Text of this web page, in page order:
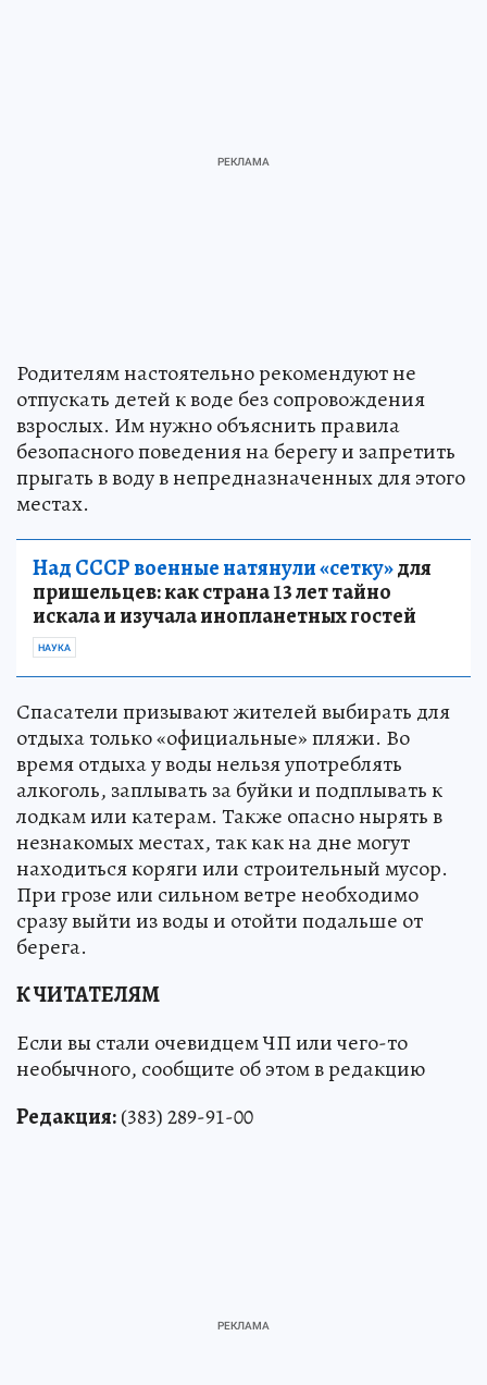
Родителям настоятельно рекомендуют не
отпускать детей к воде без сопровождения
взрослых. Им нужно объяснить правила
безопасного поведения на берегу и запретить
прыгать в воду в непредназначенных для этого
местах.
Над СССР военные натянули «сетку»для
пришельцев: как страна 13 лет тайно
искала и изучала инопланетных гостей
НАУКА
Спасатели призывают жителей выбирать для
отдыха только «официальные» пляжи. Во
время отдыха у воды нельзя употреблять
алкоголь, заплывать за буйки и подплывать к
лодкам или катерам. Также опасно нырять в
незнакомых местах, так как на дне могут
находиться коряги или строительный мусор.
При грозе или сильном ветре необходимо
сразу выйти из воды и отойти подальше от
берега.
К ЧИТАТЕЛЯМ
Если вы стали очевидцем ЧП или чего-то
необычного, сообщите об этом в редакцию
Редакция:(383) 289-91-00